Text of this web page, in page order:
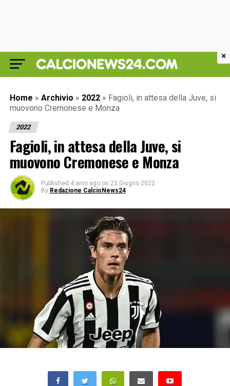
Home » Archivio » 2022 » Fagioli, in attesa della Juve, si
muovono Cremonese e Monza
2022
Fagioli, in attesa della Juve, si
muovono Cremonese e Monza
Published 4 anni ago on 23 Giugno 2022
By Redazione CalcioNews24
×